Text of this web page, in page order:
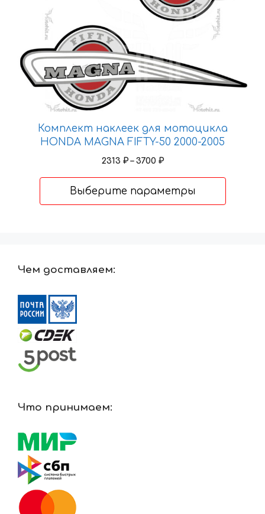
Комплект наклеек для мотоцикла
HONDA MAGNA FIFTY-50 2000-2005
2313 ₽ – 3700 ₽Диапазон
–
Выберите параметры
Опции
можно
выбрать
на
странице
товара.
Чем доставляем:
Что принимаем: